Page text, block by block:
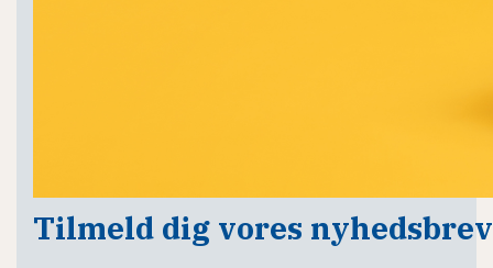
Tilmeld dig vores nyhedsbrev